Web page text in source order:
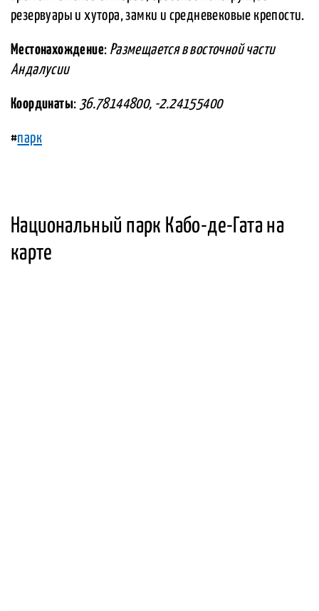
резервуары и хутора, замки и средневековые крепости.
Местонахождение: Размещается в восточной части
Андалусии
Координаты: 36.78144800, -2.24155400
#парк
Национальный парк Кабо-де-Гата на
карте